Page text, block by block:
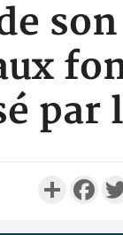
par
Partager